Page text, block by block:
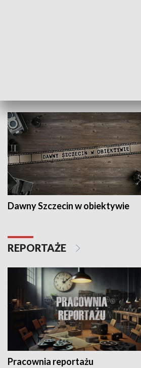
Dawny Szczecin w obiektywie
REPORTAŻE
Pracownia reportażu